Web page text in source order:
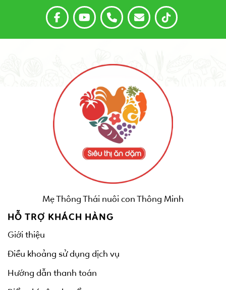
Mẹ Thông Thái nuôi con Thông Minh
HỖ TRỢ KHÁCH HÀNG
Giới thiệu
Điều khoảng sử dụng dịch vụ
Hướng dẫn thanh toán